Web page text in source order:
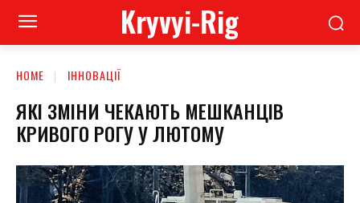
Kryvyi-Rig
HOME ІННОВАЦІЇ
ЯКІ ЗМІНИ ЧЕКАЮТЬ МЕШКАНЦІВ
КРИВОГО РОГУ У ЛЮТОМУ